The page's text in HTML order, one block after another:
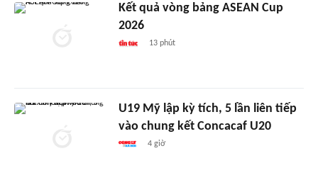
Kết quả vòng bảng ASEAN Cup
2026
13 phút
U19 Mỹ lập kỳ tích, 5 lần liên tiếp
vào chung kết Concacaf U20
4 giờ